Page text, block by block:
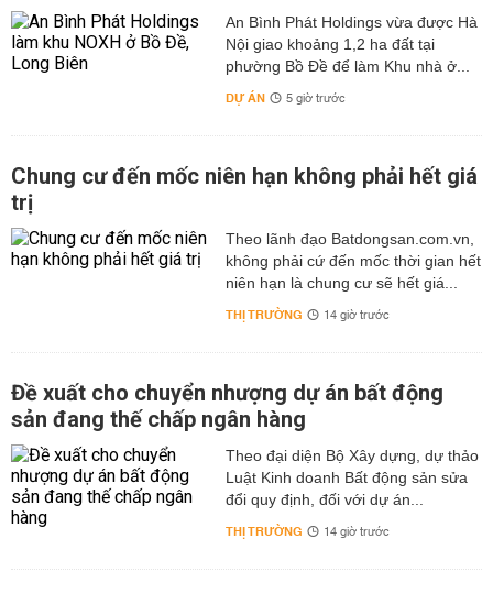
An Bình Phát Holdings vừa được Hà
Nội giao khoảng 1,2 ha đất tại
phường Bồ Đề để làm Khu nhà ở...
DỰ ÁN 5 giờ trước
Chung cư đến mốc niên hạn không phải hết giá
trị
Theo lãnh đạo Batdongsan.com.vn,
không phải cứ đến mốc thời gian hết
niên hạn là chung cư sẽ hết giá...
THỊ TRƯỜNG 14 giờ trước
Đề xuất cho chuyển nhượng dự án bất động
sản đang thế chấp ngân hàng
Theo đại diện Bộ Xây dựng, dự thảo
Luật Kinh doanh Bất động sản sửa
đổi quy định, đối với dự án...
THỊ TRƯỜNG 14 giờ trước